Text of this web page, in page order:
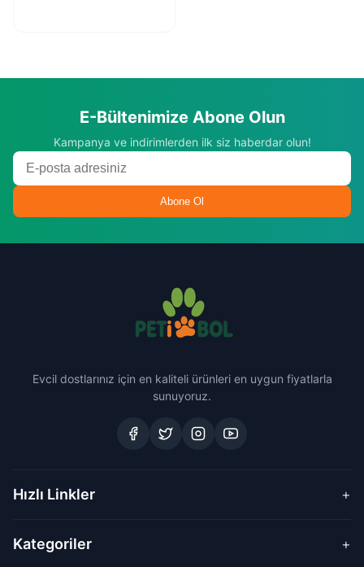
E-Bültenimize Abone Olun
Kampanya ve indirimlerden ilk siz haberdar olun!
Abone Ol
Evcil dostlarınız için en kaliteli ürünleri en uygun fiyatlarla
sunuyoruz.
Hızlı Linkler +
Kategoriler +